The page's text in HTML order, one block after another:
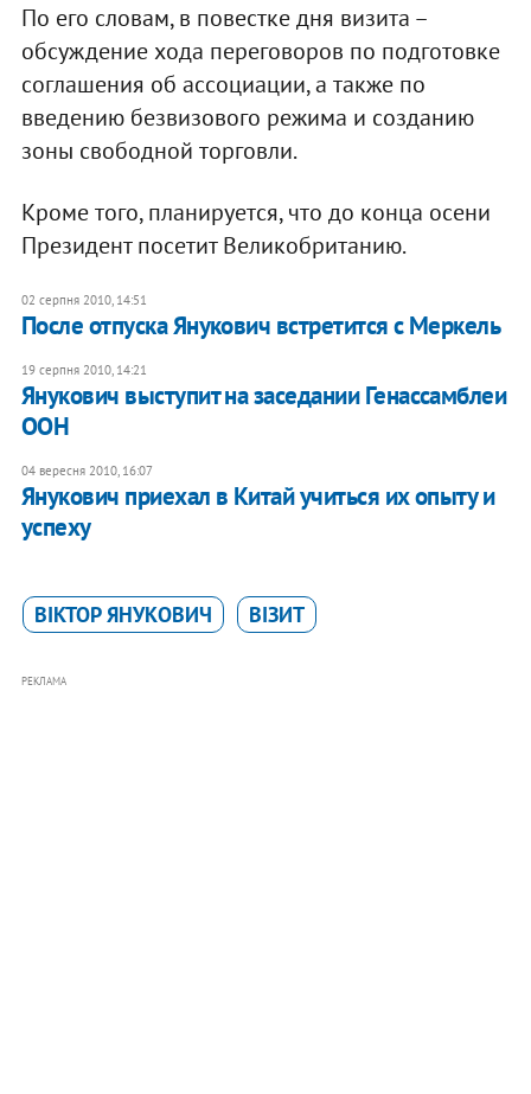
По его словам, в повестке дня визита –
обсуждение хода переговоров по подготовке
соглашения об ассоциации, а также по
введению безвизового режима и созданию
зоны свободной торговли.
Кроме того, планируется, что до конца осени
Президент посетит Великобританию.
02 серпня 2010, 14:51
После отпуска Янукович встретится с Меркель
19 серпня 2010, 14:21
Янукович выступит на заседании Генассамблеи
ООН
04 вересня 2010, 16:07
Янукович приехал в Китай учиться их опыту и
успеху
ВІКТОР ЯНУКОВИЧ ВІЗИТ
РЕКЛАМА